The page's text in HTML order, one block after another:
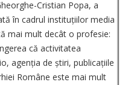
Cristian Popa, a
în cadrul instituțiilor media
mai mult decât o profesie:
că activitatea
agenția de știri, publicațiile
Române este mai mult